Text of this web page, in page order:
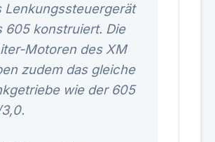
Lenkungssteuergerät
605 konstruiert. Die
Motoren des XM
zudem das gleiche
wie der 605